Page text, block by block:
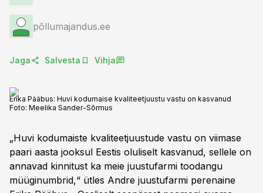
põllumajandus.ee
Jaga Salvesta Vihja
Erika Pääbus: Huvi kodumaise kvaliteetjuustu vastu on kasvanud
Foto: Meelika Sander-Sõrmus
„Huvi kodumaiste kvaliteetjuustude vastu on viimase
paari aasta jooksul Eestis oluliselt kasvanud, sellele on
annavad kinnitust ka meie juustufarmi toodangu
müüginumbrid,“ ütles Andre juustufarmi perenaine